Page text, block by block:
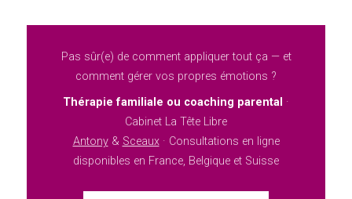
Pas sûr(e) de comment appliquer tout ça — et
comment gérer vos propres émotions ?
Thérapie familiale ou coaching parental ·
Cabinet La Tête Libre
Antony& Sceaux· Consultations en ligne
disponibles en France, Belgique et Suisse